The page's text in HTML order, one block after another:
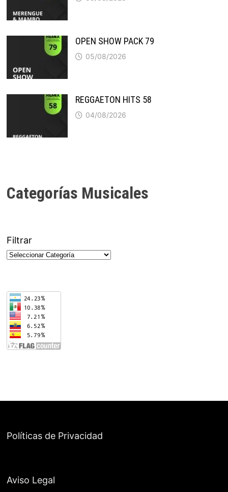
OPEN SHOW PACK 79
05/08/2026
REGGAETON HITS 58
04/08/2026
Categorías Musicales
Filtrar
Políticas de Privacidad
Aviso Legal